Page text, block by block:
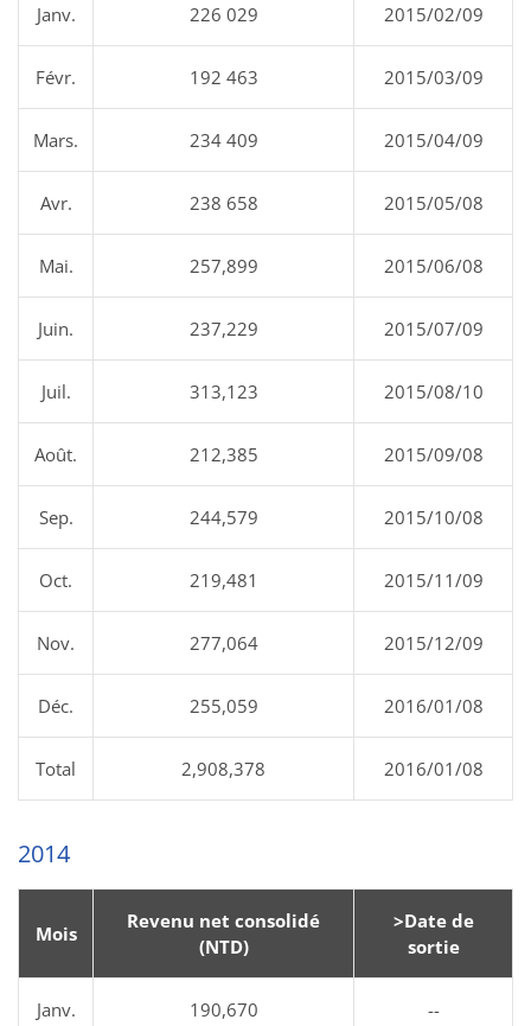
Janv. 226 029 2015/02/09
Févr. 192 463 2015/03/09
Mars. 234 409 2015/04/09
Avr. 238 658 2015/05/08
Mai. 257,899 2015/06/08
Juin. 237,229 2015/07/09
Juil. 313,123 2015/08/10
Août. 212,385 2015/09/08
Sep. 244,579 2015/10/08
Oct. 219,481 2015/11/09
Nov. 277,064 2015/12/09
Déc. 255,059 2016/01/08
Total 2,908,378 2016/01/08
2014
Mois
Revenu net consolidé
(NTD)
>Date de
sortie
Janv. 190,670 --